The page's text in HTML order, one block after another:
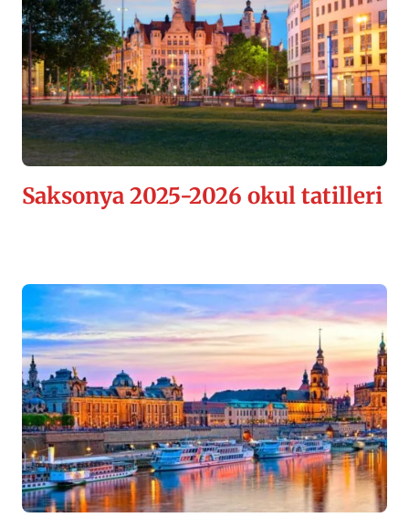
Saksonya 2025-2026 okul tatilleri